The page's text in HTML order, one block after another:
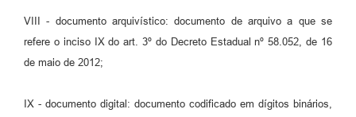
VIII - documento arquivístico: documento de arquivo a que se
refere o inciso IX do art. 3º do Decreto Estadual nº 58.052, de 16
de maio de 2012;
IX - documento digital: documento codificado em dígitos binários,